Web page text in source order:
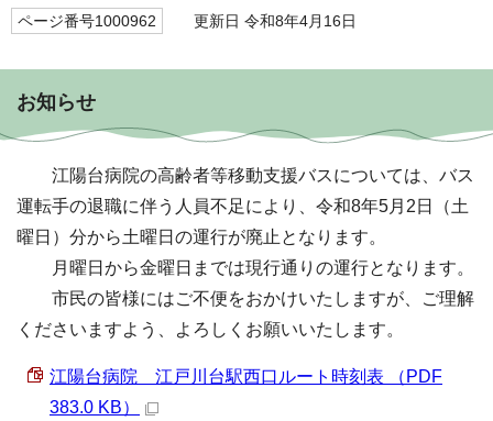
ページ番号1000962 更新日 令和8年4月16日
お知らせ
江陽台病院の高齢者等移動支援バスについては、バス
運転手の退職に伴う人員不足により、令和8年5月2日（土
曜日）分から土曜日の運行が廃止となります。
月曜日から金曜日までは現行通りの運行となります。
市民の皆様にはご不便をおかけいたしますが、ご理解
くださいますよう、よろしくお願いいたします。
江陽台病院 江戸川台駅西口ルート時刻表 （PDF
383.0 KB）